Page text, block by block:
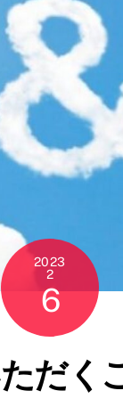
2023
2
6
だく